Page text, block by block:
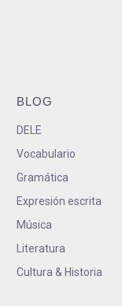
BLOG
DELE
Vocabulario
Gramática
Expresión escrita
Música
Literatura
Cultura & Historia